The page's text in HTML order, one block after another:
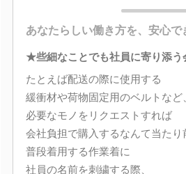
あなたらしい働き方を、安心
★些細なことでも社員に寄り添う
たとえば配送の際に使用する
緩衝材や荷物固定用のベルトなど、
必要なモノをリクエストすれば
会社負担で購入するなんて当たり
普段着用する作業着に
社員の名前を刺繍する際、